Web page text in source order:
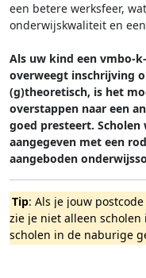
een betere werksfeer,
onderwijskwaliteit en
Als uw kind een vmbo-
overweegt inschrijving
(g)theoretisch, is het
overstappen naar een
goed presteert.
aangegeven met een
aangeboden
Tip: Als je jouw
zie je niet alleen
scholen in de naburige